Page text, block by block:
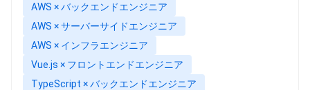
AWS × バックエンドエンジニア
AWS × サーバーサイドエンジニア
AWS × インフラエンジニア
Vue.js × フロントエンドエンジニア
TypeScript × バックエンドエンジニア